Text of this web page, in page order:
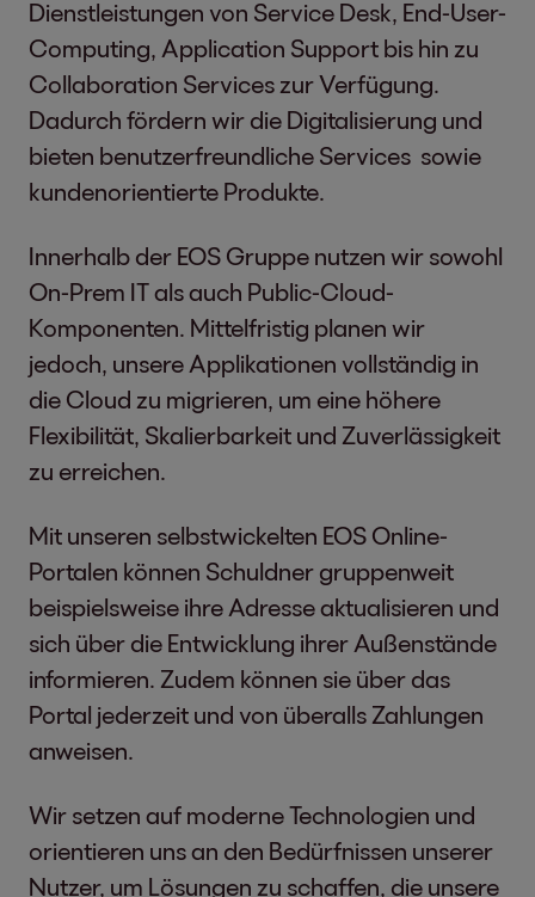
Dienstleistungen von Service Desk, End-User-
Computing, Application Support bis hin zu
Collaboration Services zur Verfügung.
Dadurch fördern wir die Digitalisierung und
bieten benutzerfreundliche Services sowie
kundenorientierte Produkte.
Innerhalb der EOS Gruppe nutzen wir sowohl
On-Prem IT als auch Public-Cloud-
Komponenten. Mittelfristig planen wir
jedoch, unsere Applikationen vollständig in
die Cloud zu migrieren, um eine höhere
Flexibilität, Skalierbarkeit und Zuverlässigkeit
zu erreichen.
Mit unseren selbstwickelten EOS Online-
Portalen können Schuldner gruppenweit
beispielsweise ihre Adresse aktualisieren und
sich über die Entwicklung ihrer Außenstände
informieren. Zudem können sie über das
Portal jederzeit und von überalls Zahlungen
anweisen.
Wir setzen auf moderne Technologien und
orientieren uns an den Bedürfnissen unserer
Nutzer, um Lösungen zu schaffen, die unsere